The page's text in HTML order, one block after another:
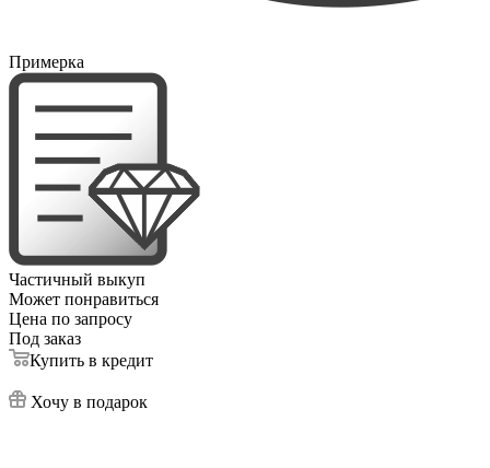
Примерка
Частичный выкуп
Может понравиться
Цена по запросу
Под заказ
Купить в кредит
Хочу в подарок